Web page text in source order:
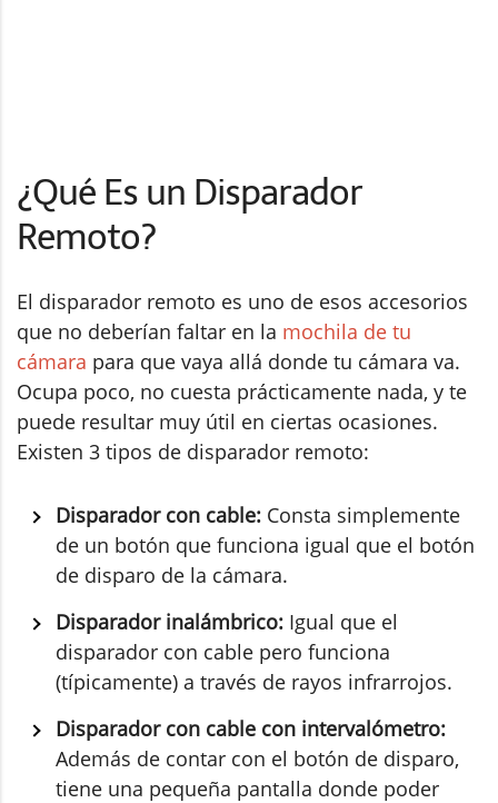
¿Qué Es un Disparador
Remoto?
El disparador remoto es uno de esos accesorios
que no deberían faltar en la mochila de tu
cámara para que vaya allá donde tu cámara va.
Ocupa poco, no cuesta prácticamente nada, y te
puede resultar muy útil en ciertas ocasiones.
Existen 3 tipos de disparador remoto:
Disparador con cable: Consta simplemente
de un botón que funciona igual que el botón
de disparo de la cámara.
Disparador inalámbrico: Igual que el
disparador con cable pero funciona
(típicamente) a través de rayos infrarrojos.
Disparador con cable con intervalómetro:
Además de contar con el botón de disparo,
tiene una pequeña pantalla donde poder